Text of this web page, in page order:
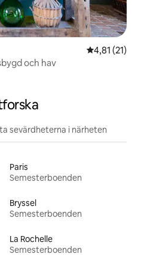
4,81 av 5 i
4,81 (21)
och hav
sevärdheterna i närheten
Paris
Semesterboenden
Bryssel
Semesterboenden
La Rochelle
Semesterboenden